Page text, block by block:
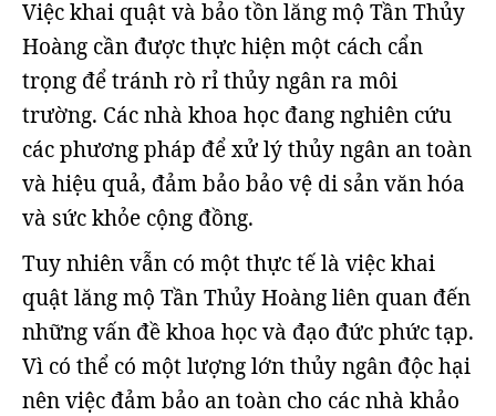
Việc khai quật và bảo tồn lăng mộ Tần Thủy
Hoàng cần được thực hiện một cách cẩn
trọng để tránh rò rỉ thủy ngân ra môi
trường. Các nhà khoa học đang nghiên cứu
các phương pháp để xử lý thủy ngân an toàn
và hiệu quả, đảm bảo bảo vệ di sản văn hóa
và sức khỏe cộng đồng.
Tuy nhiên vẫn có một thực tế là việc khai
quật lăng mộ Tần Thủy Hoàng liên quan đến
những vấn đề khoa học và đạo đức phức tạp.
Vì có thể có một lượng lớn thủy ngân độc hại
nên việc đảm bảo an toàn cho các nhà khảo